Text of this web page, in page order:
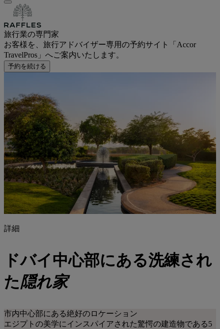
旅行業の専門家
お客様を、旅行アドバイザー専用の予約サイト「Accor
TravelPros」へご案内いたします。
予約を続ける
詳細
ドバイ中心部にある洗練され
た隠れ家
市内中心部にある絶好のロケーション
エジプトの美学にインスパイアされた驚愕の建造物である5